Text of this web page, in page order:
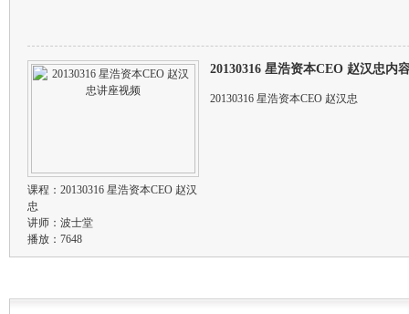
课程： 20130316 星浩资本CEO 赵汉
忠
讲师： 波士堂
播放：7648
20130316 星浩资本CEO 赵汉忠内
20130316 星浩资本CEO 赵汉忠